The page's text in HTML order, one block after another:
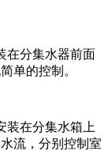
在分集水器前面
单的控制。
装在分集水箱上
流，分别控制室